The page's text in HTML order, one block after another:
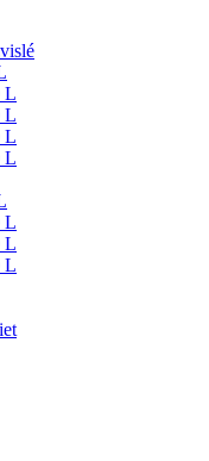
L
L
L
L
L
L
L